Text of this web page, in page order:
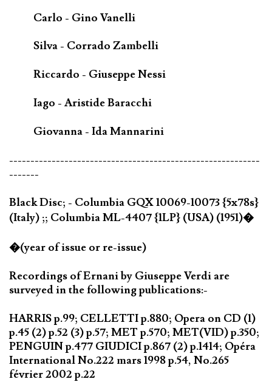
Carlo - Gino Vanelli
Silva - Corrado Zambelli
Riccardo - Giuseppe Nessi
Iago - Aristide Baracchi
Giovanna - Ida Mannarini
-----------------------------------------------------------
-------
Black Disc; - Columbia GQX 10069-10073 {5x78s}
(Italy) ;; Columbia ML-4407 {1LP} (USA) (1951)�
�(year of issue or re-issue)
Recordings of Ernani by Giuseppe Verdi are
surveyed in the following publications:-
HARRIS p.99; CELLETTI p.880; Opera on CD (1)
p.45 (2) p.52 (3) p.57; MET p.570; MET(VID) p.350;
PENGUIN p.477 GIUDICI p.867 (2) p.1414; Opéra
International No.222 mars 1998 p.54, No.265
février 2002 p.22